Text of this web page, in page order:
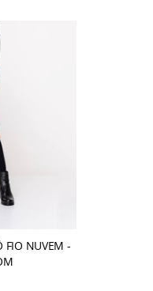
FIO NUVEM -